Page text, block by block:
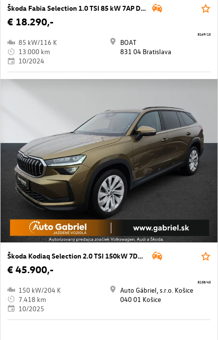
Škoda Fabia Selection 1.0 TSI 85 kW 7AP DSG
€ 18.290,-
85 kW/116 K
13.000 km
10/2024
BOAT
831 04 Bratislava
8169/15
Škoda Kodiaq Selection 2.0 TSI 150kW 7DSG 4x4
€ 45.900,-
150 kW/204 K
7.418 km
10/2025
Auto Gábriel, s.r.o. Košice
040 01 Košice
8138/43